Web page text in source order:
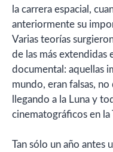
la carrera espacial,
anteriormente su
Varias teorías
de las más extendidas
documental: aquellas
mundo, eran falsas,
llegando a la Luna y
cinematográficos en la
Tan sólo un año antes